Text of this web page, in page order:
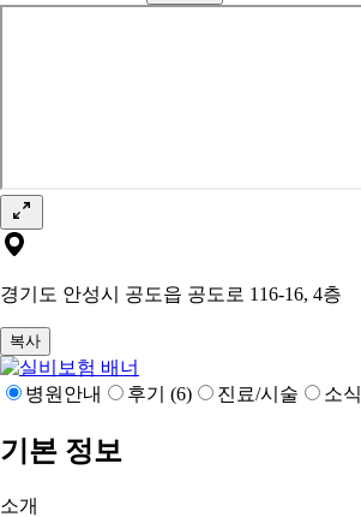
경기도 안성시 공도읍 공도로 116-16, 4층
복사
병원안내 후기 (6) 진료/시술 소식
기본 정보
소개